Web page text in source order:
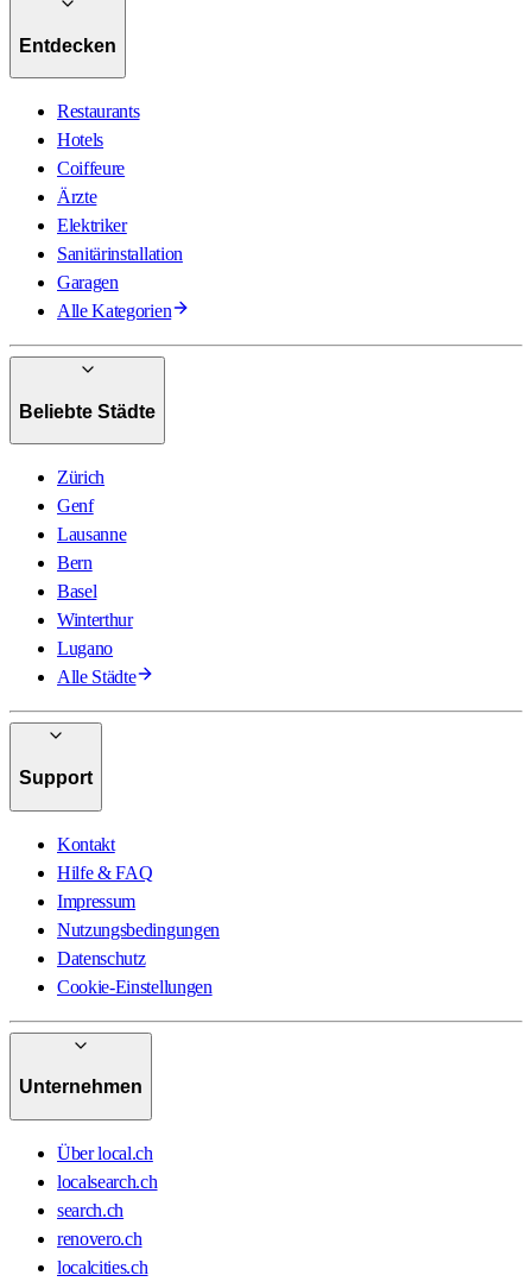
Entdecken
Restaurants
Hotels
Coiffeure
Ärzte
Elektriker
Sanitärinstallation
Garagen
Alle Kategorien
Beliebte Städte
Zürich
Genf
Lausanne
Bern
Basel
Winterthur
Lugano
Alle Städte
Support
Kontakt
Hilfe & FAQ
Impressum
Nutzungsbedingungen
Datenschutz
Cookie-Einstellungen
Unternehmen
Über local.ch
localsearch.ch
search.ch
renovero.ch
localcities.ch